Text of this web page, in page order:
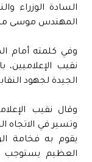
السادة الوزراء
المهندس موسى
وفي كلمته أمام
نقيب الإعلاميين،
الجيدة لجهود
وقال نقيب
وتسير في الاتجاه
يقوم به فخامة
العظيم يستوجب